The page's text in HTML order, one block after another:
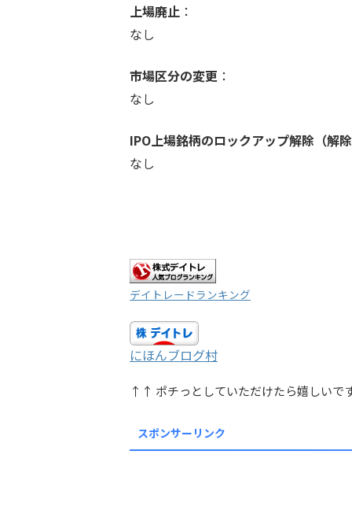
上場廃止 ：
なし
市場区分の変更 ：
なし
IPO上場銘柄のロックアップ解除（解
なし
デイトレードランキング
にほんブログ村
↑↑ ポチっとしていただけたら嬉しいで
スポンサーリンク